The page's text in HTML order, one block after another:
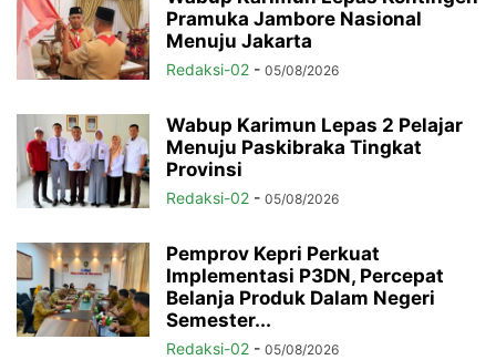
Pramuka Jambore Nasional
Menuju Jakarta
Redaksi-02 - 05/08/2026
Wabup Karimun Lepas 2 Pelajar
Menuju Paskibraka Tingkat
Provinsi
Redaksi-02 - 05/08/2026
Pemprov Kepri Perkuat
Implementasi P3DN, Percepat
Belanja Produk Dalam Negeri
Semester...
Redaksi-02 - 05/08/2026